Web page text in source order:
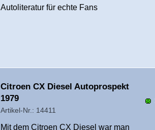
Autoliteratur für echte Fans
Überschrift
1
Citroen CX Diesel Autoprospekt
1979
Artikel-Nr.: 14411
Mit dem Citroen CX Diesel war man